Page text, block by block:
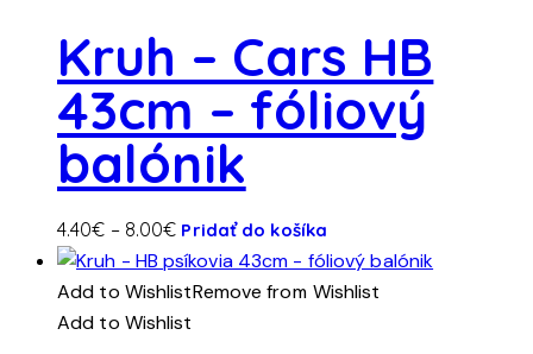
Kruh – Cars HB
43cm – fóliový
balónik
4.40€ – 8.00€Price
range:
4.40€
through
Pridať do košíka
produkt
má
Add to WishlistRemove from Wishlist
Add to Wishlist